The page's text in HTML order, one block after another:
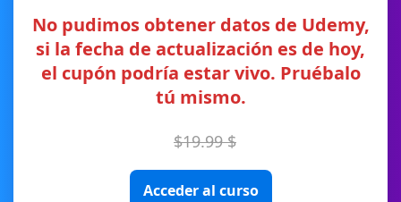
No pudimos obtener datos de Udemy,
si la fecha de actualización es de hoy,
el cupón podría estar vivo. Pruébalo
tú mismo.
$19.99 $
Acceder al curso